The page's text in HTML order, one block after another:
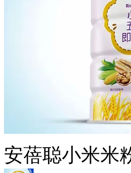
安蓓聪小米米